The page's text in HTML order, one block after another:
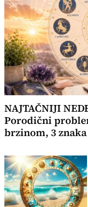
NAJTAČNIJI
Porodični
brzinom, 3